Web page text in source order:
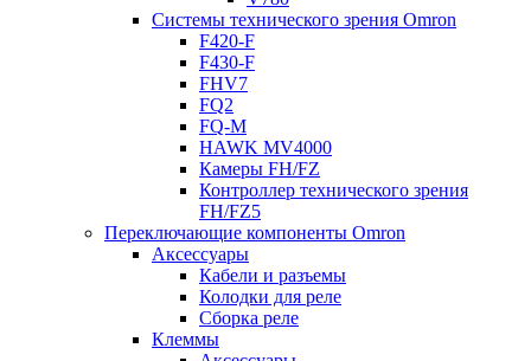
Системы технического зрения Omron
F420-F
F430-F
FHV7
FQ2
FQ-M
HAWK MV4000
Камеры FH/FZ
Контроллер технического зрения
FH/FZ5
Переключающие компоненты Omron
Аксессуары
Кабели и разъемы
Колодки для реле
Сборка реле
Клеммы